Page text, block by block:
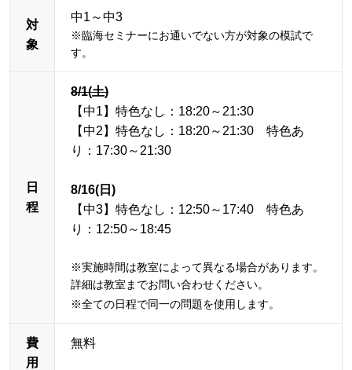
対
象
中1～中3
※臨海セミナーにお通いでない方が対象の模試で
す。
日
程
8/1(土)
【中1】特色なし：18:20～21:30
【中2】特色なし：18:20～21:30 特色あ
り：17:30～21:30
8/16(日)
【中3】特色なし：12:50～17:40 特色あ
り：12:50～18:45
※実施時間は教室によって異なる場合があります。
詳細は教室までお問い合わせください。
※全ての日程で同一の問題を使用します。
費
用
無料